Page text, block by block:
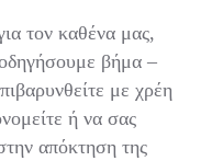
τον καθένα μας,
βήμα –
με χρέη
ή να σας
απόκτηση της